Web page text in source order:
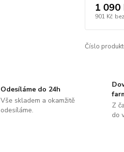
1 090
901 Kč
Číslo
Odesíláme do 24h
Vše skladem a okamžitě
odesíláme.
Z
do